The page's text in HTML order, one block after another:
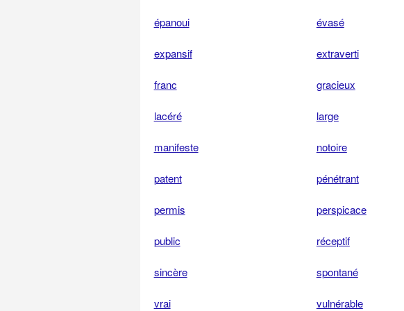
épanoui évasé
expansif extraverti
franc gracieux
lacéré large
manifeste notoire
patent pénétrant
permis perspicace
public réceptif
sincère spontané
vrai vulnérable